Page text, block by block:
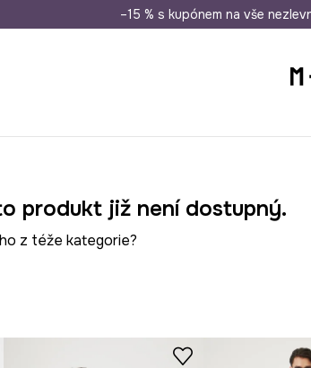
Doprava zdarma při nákupu nad 1 200 Kč
–15 % s kupónem na vše
produkt již není dostupný.
z téže kategorie?